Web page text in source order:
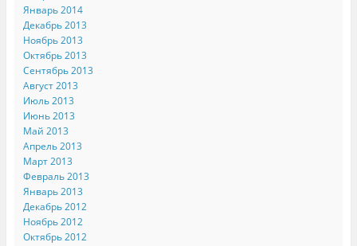
Январь 2014
Декабрь 2013
Ноябрь 2013
Октябрь 2013
Сентябрь 2013
Август 2013
Июль 2013
Июнь 2013
Май 2013
Апрель 2013
Март 2013
Февраль 2013
Январь 2013
Декабрь 2012
Ноябрь 2012
Октябрь 2012